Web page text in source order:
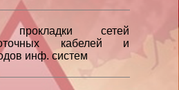
прокладки сетей
кабелей и
инф. систем